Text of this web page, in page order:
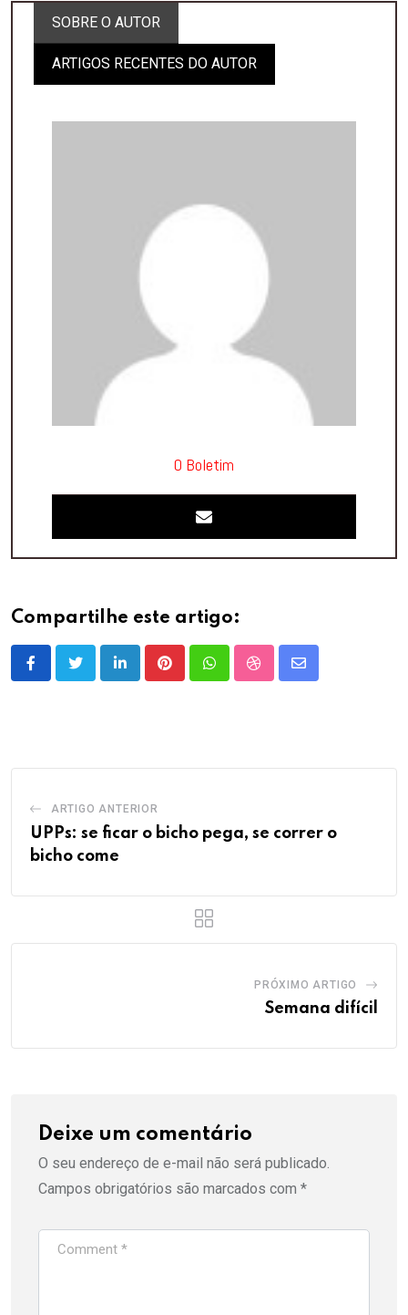
SOBRE O AUTOR
ARTIGOS RECENTES DO AUTOR
O Boletim
Compartilhe este artigo:
LinkedInPinterestWhatsappStumbleUpon
Share
ARTIGO ANTERIOR
UPPs: se ficar o bicho pega, se correr o
bicho come
PRÓXIMO ARTIGO
Semana difícil
Deixe um comentário
O seu endereço de e-mail não será publicado.
Campos obrigatórios são marcados com *